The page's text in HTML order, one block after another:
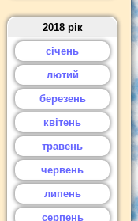
2018 рік
січень
лютий
березень
квітень
травень
червень
липень
серпень